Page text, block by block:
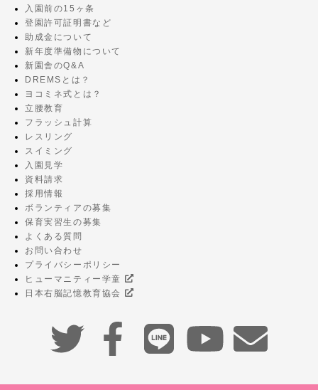
入園前の15ヶ条
登園許可証明書など
助成金について
新年度準備物について
新園舎のQ&A
DREMSとは？
ヨコミネ式とは？
立腰教育
フラッシュ計算
レスリング
スイミング
入園見学
資料請求
採用情報
ボランティアの募集
保育実習生の募集
よくある質問
お問い合わせ
プライバシーポリシー
ヒューマニティー学童
日本右脳記憶教育協会